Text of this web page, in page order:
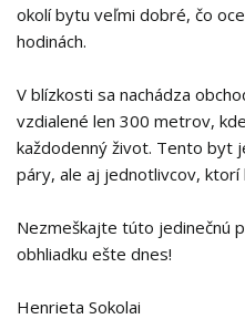
okolí bytu veľmi dobré, čo
hodinách.
V blízkosti sa nachádza
vzdialené len 300 metrov,
každodenný život. Tento byt
páry, ale aj jednotlivcov, ktorí
Nezmeškajte túto jedinečnú
obhliadku ešte dnes!
Henrieta Sokolai